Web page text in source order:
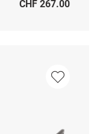
CHF 267.00